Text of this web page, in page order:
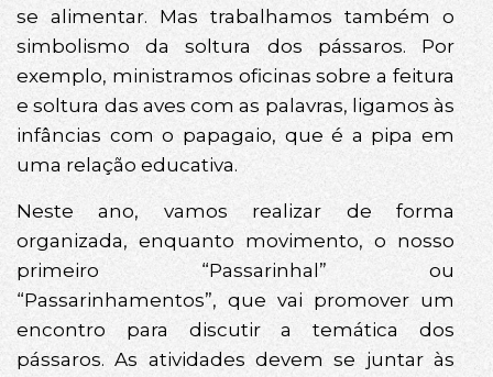
se alimentar. Mas trabalhamos também o
simbolismo da soltura dos pássaros. Por
exemplo, ministramos oficinas sobre a feitura
e soltura das aves com as palavras, ligamos às
infâncias com o papagaio, que é a pipa em
uma relação educativa.
Neste ano, vamos realizar de forma
organizada, enquanto movimento, o nosso
primeiro “Passarinhal” ou
“Passarinhamentos”, que vai promover um
encontro para discutir a temática dos
pássaros. As atividades devem se juntar às